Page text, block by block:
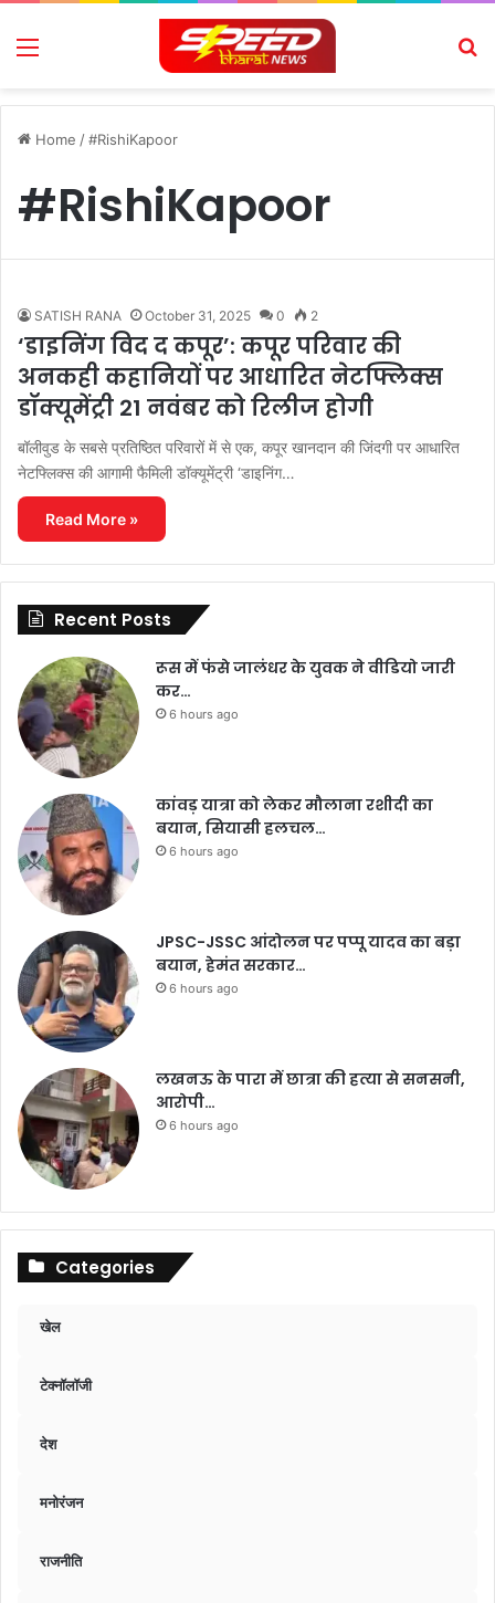
Menu
Home /#RishiKapoor
#RishiKapoor
SATISH RANA October 31, 2025 0 2
‘डाइनिंग विद द कपूर’: कपूर परिवार की
अनकही कहानियों पर आधारित नेटफ्लिक्स
डॉक्यूमेंट्री 21 नवंबर को रिलीज होगी
बॉलीवुड के सबसे प्रतिष्ठित परिवारों में से एक, कपूर खानदान की जिंदगी पर आधारित
नेटफ्लिक्स की आगामी फैमिली डॉक्यूमेंट्री ‘डाइनिंग…
Read More »
Recent Posts
रूस में फंसे जालंधर के युवक ने वीडियो जारी
कर…
6 hours ago
कांवड़ यात्रा को लेकर मौलाना रशीदी का
बयान, सियासी हलचल…
6 hours ago
JPSC-JSSC आंदोलन पर पप्पू यादव का बड़ा
बयान, हेमंत सरकार…
6 hours ago
लखनऊ के पारा में छात्रा की हत्या से सनसनी,
आरोपी…
6 hours ago
Categories
खेल
टेक्नॉलॉजी
देश
मनोरंजन
राजनीति